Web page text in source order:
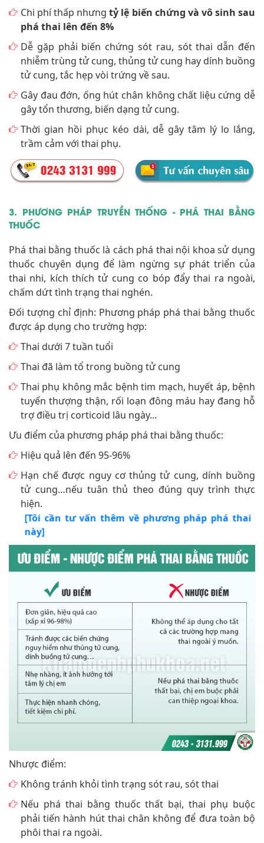
Chi phí thấp nhưng tỷ lệ biến chứng và vô sinh sau
phá thai lên đến 8%
Dễ gặp phải biến chứng sót rau, sót thai dẫn đến
nhiễm trùng tử cung, thủng tử cung hay dính buồng
tử cung, tắc hẹp vòi trứng về sau.
Gây đau đớn, ống hút chân không chất liệu cứng dễ
gây tổn thương, biến dạng tử cung.
Thời gian hồi phục kéo dài, dễ gây tâm lý lo lắng,
trầm cảm với thai phụ.
3. PHƯƠNG PHÁP TRUYỀN THỐNG - PHÁ THAI BẰNG
THUỐC
Phá thai bằng thuốc là cách phá thai nội khoa sử dụng
thuốc chuyên dụng để làm ngừng sự phát triển của
thai nhi, kích thích tử cung co bóp đẩy thai ra ngoài,
chấm dứt tình trạng thai nghén.
Đối tượng chỉ định: Phương pháp phá thai bằng thuốc
được áp dụng cho trường hợp:
Thai dưới 7 tuần tuổi
Thai đã làm tổ trong buồng tử cung
Thai phụ không mắc bệnh tim mạch, huyết áp, bệnh
tuyến thượng thận, rối loạn đông máu hay đang hỗ
trợ điều trị corticoid lâu ngày...
Ưu điểm của phương pháp phá thai bằng thuốc:
Hiệu quả lên đến 95-96%
Hạn chế được nguy cơ thủng tử cung, dính buồng
tử cung…nếu tuân thủ theo đúng quy trình thực
hiện.
[Tôi cần tư vấn thêm về phương pháp phá thai
này]
Nhược điểm:
Không tránh khỏi tình trạng sót rau, sót thai
Nếu phá thai bằng thuốc thất bại, thai phụ buộc
phải tiến hành hút thai chân không để đưa toàn bộ
phôi thai ra ngoài.